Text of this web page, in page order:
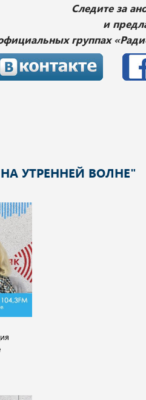
Следите за
и
группах
УТРЕННЕЙ ВОЛНЕ"